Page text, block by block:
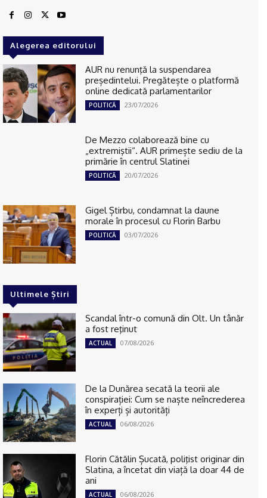
Alegerea editorului
AUR nu renunţă la suspendarea
președintelui. Pregătește o platformă
online dedicată parlamentarilor
POLITICĂ 23/07/2026
De Mezzo colaborează bine cu
„extremiştii“. AUR primește sediu de la
primărie în centrul Slatinei
POLITICĂ 20/07/2026
Gigel Știrbu, condamnat la daune
morale în procesul cu Florin Barbu
POLITICĂ 03/07/2026
Ultimele Știri
Scandal într-o comună din Olt. Un tânăr
a fost reţinut
ACTUAL 07/08/2026
De la Dunărea secată la teorii ale
conspirației: Cum se naște neîncrederea
în experți și autorități
ACTUAL 06/08/2026
Florin Cătălin Șucată, poliţist originar din
Slatina, a încetat din viață la doar 44 de
ani
ACTUAL 06/08/2026